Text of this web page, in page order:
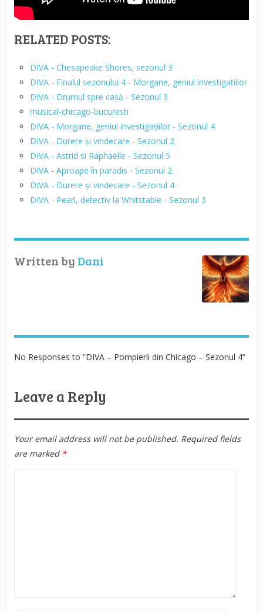
RELATED POSTS:
DIVA - Chesapeake Shores, sezonul 3
DIVA - Finalul sezonului 4 - Morgane, geniul investigatiilor
DIVA - Drumul spre casă - Sezonul 3
musical-chicago-bucuresti
DIVA - Morgane, geniul investigațiilor - Sezonul 4
DIVA - Durere și vindecare - Sezonul 2
DIVA - Astrid si Raphaëlle - Sezonul 5
DIVA - Aproape în paradis - Sezonul 2
DIVA - Durere și vindecare - Sezonul 4
DIVA - Pearl, detectiv la Whitstable - Sezonul 3
Written by Dani
No Responses to “DIVA – Pompierii din Chicago – Sezonul 4”
Leave a Reply
Your email address will not be published. Required fields
are marked *